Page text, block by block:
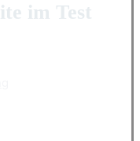
im Test